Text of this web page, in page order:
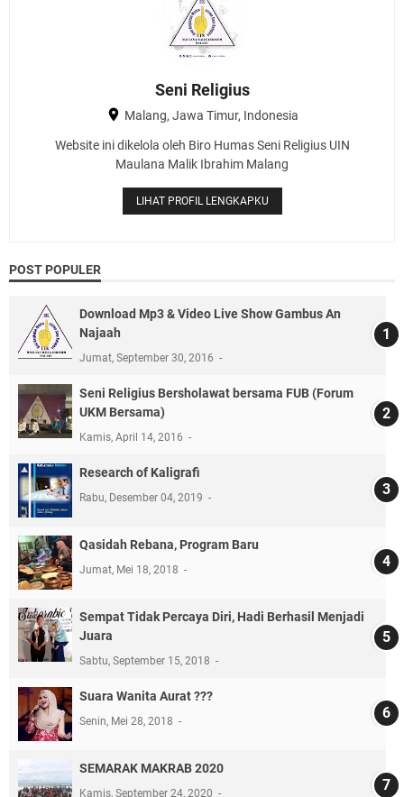
Seni Religius
Malang, Jawa Timur, Indonesia
Website ini dikelola oleh Biro Humas Seni Religius UIN
Maulana Malik Ibrahim Malang
LIHAT PROFIL LENGKAPKU
POST POPULER
Download Mp3 & Video Live Show Gambus An
Najaah
Jumat, September 30, 2016
Seni Religius Bersholawat bersama FUB (Forum
UKM Bersama)
Kamis, April 14, 2016
Research of Kaligrafi
Rabu, Desember 04, 2019
Qasidah Rebana, Program Baru
Jumat, Mei 18, 2018
Sempat Tidak Percaya Diri, Hadi Berhasil Menjadi
Juara
Sabtu, September 15, 2018
Suara Wanita Aurat ???
Senin, Mei 28, 2018
SEMARAK MAKRAB 2020
Kamis, September 24, 2020